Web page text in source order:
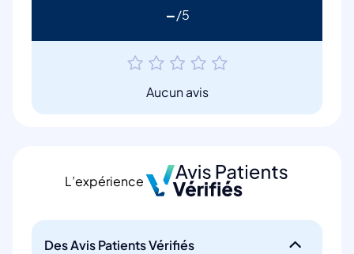
-
Aucun avis
L’expérience
Des Avis Patients Vérifiés